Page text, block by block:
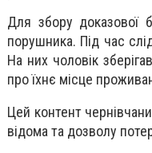
Для збору доказової
порушника. Під час
На них чоловік
про їхнє місце
Цей контент
відома та дозволу